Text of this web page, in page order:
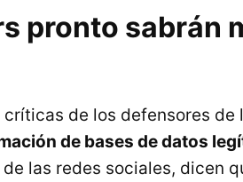
pronto sabrán
de los defensores
de bases de datos
las redes sociales, dicen